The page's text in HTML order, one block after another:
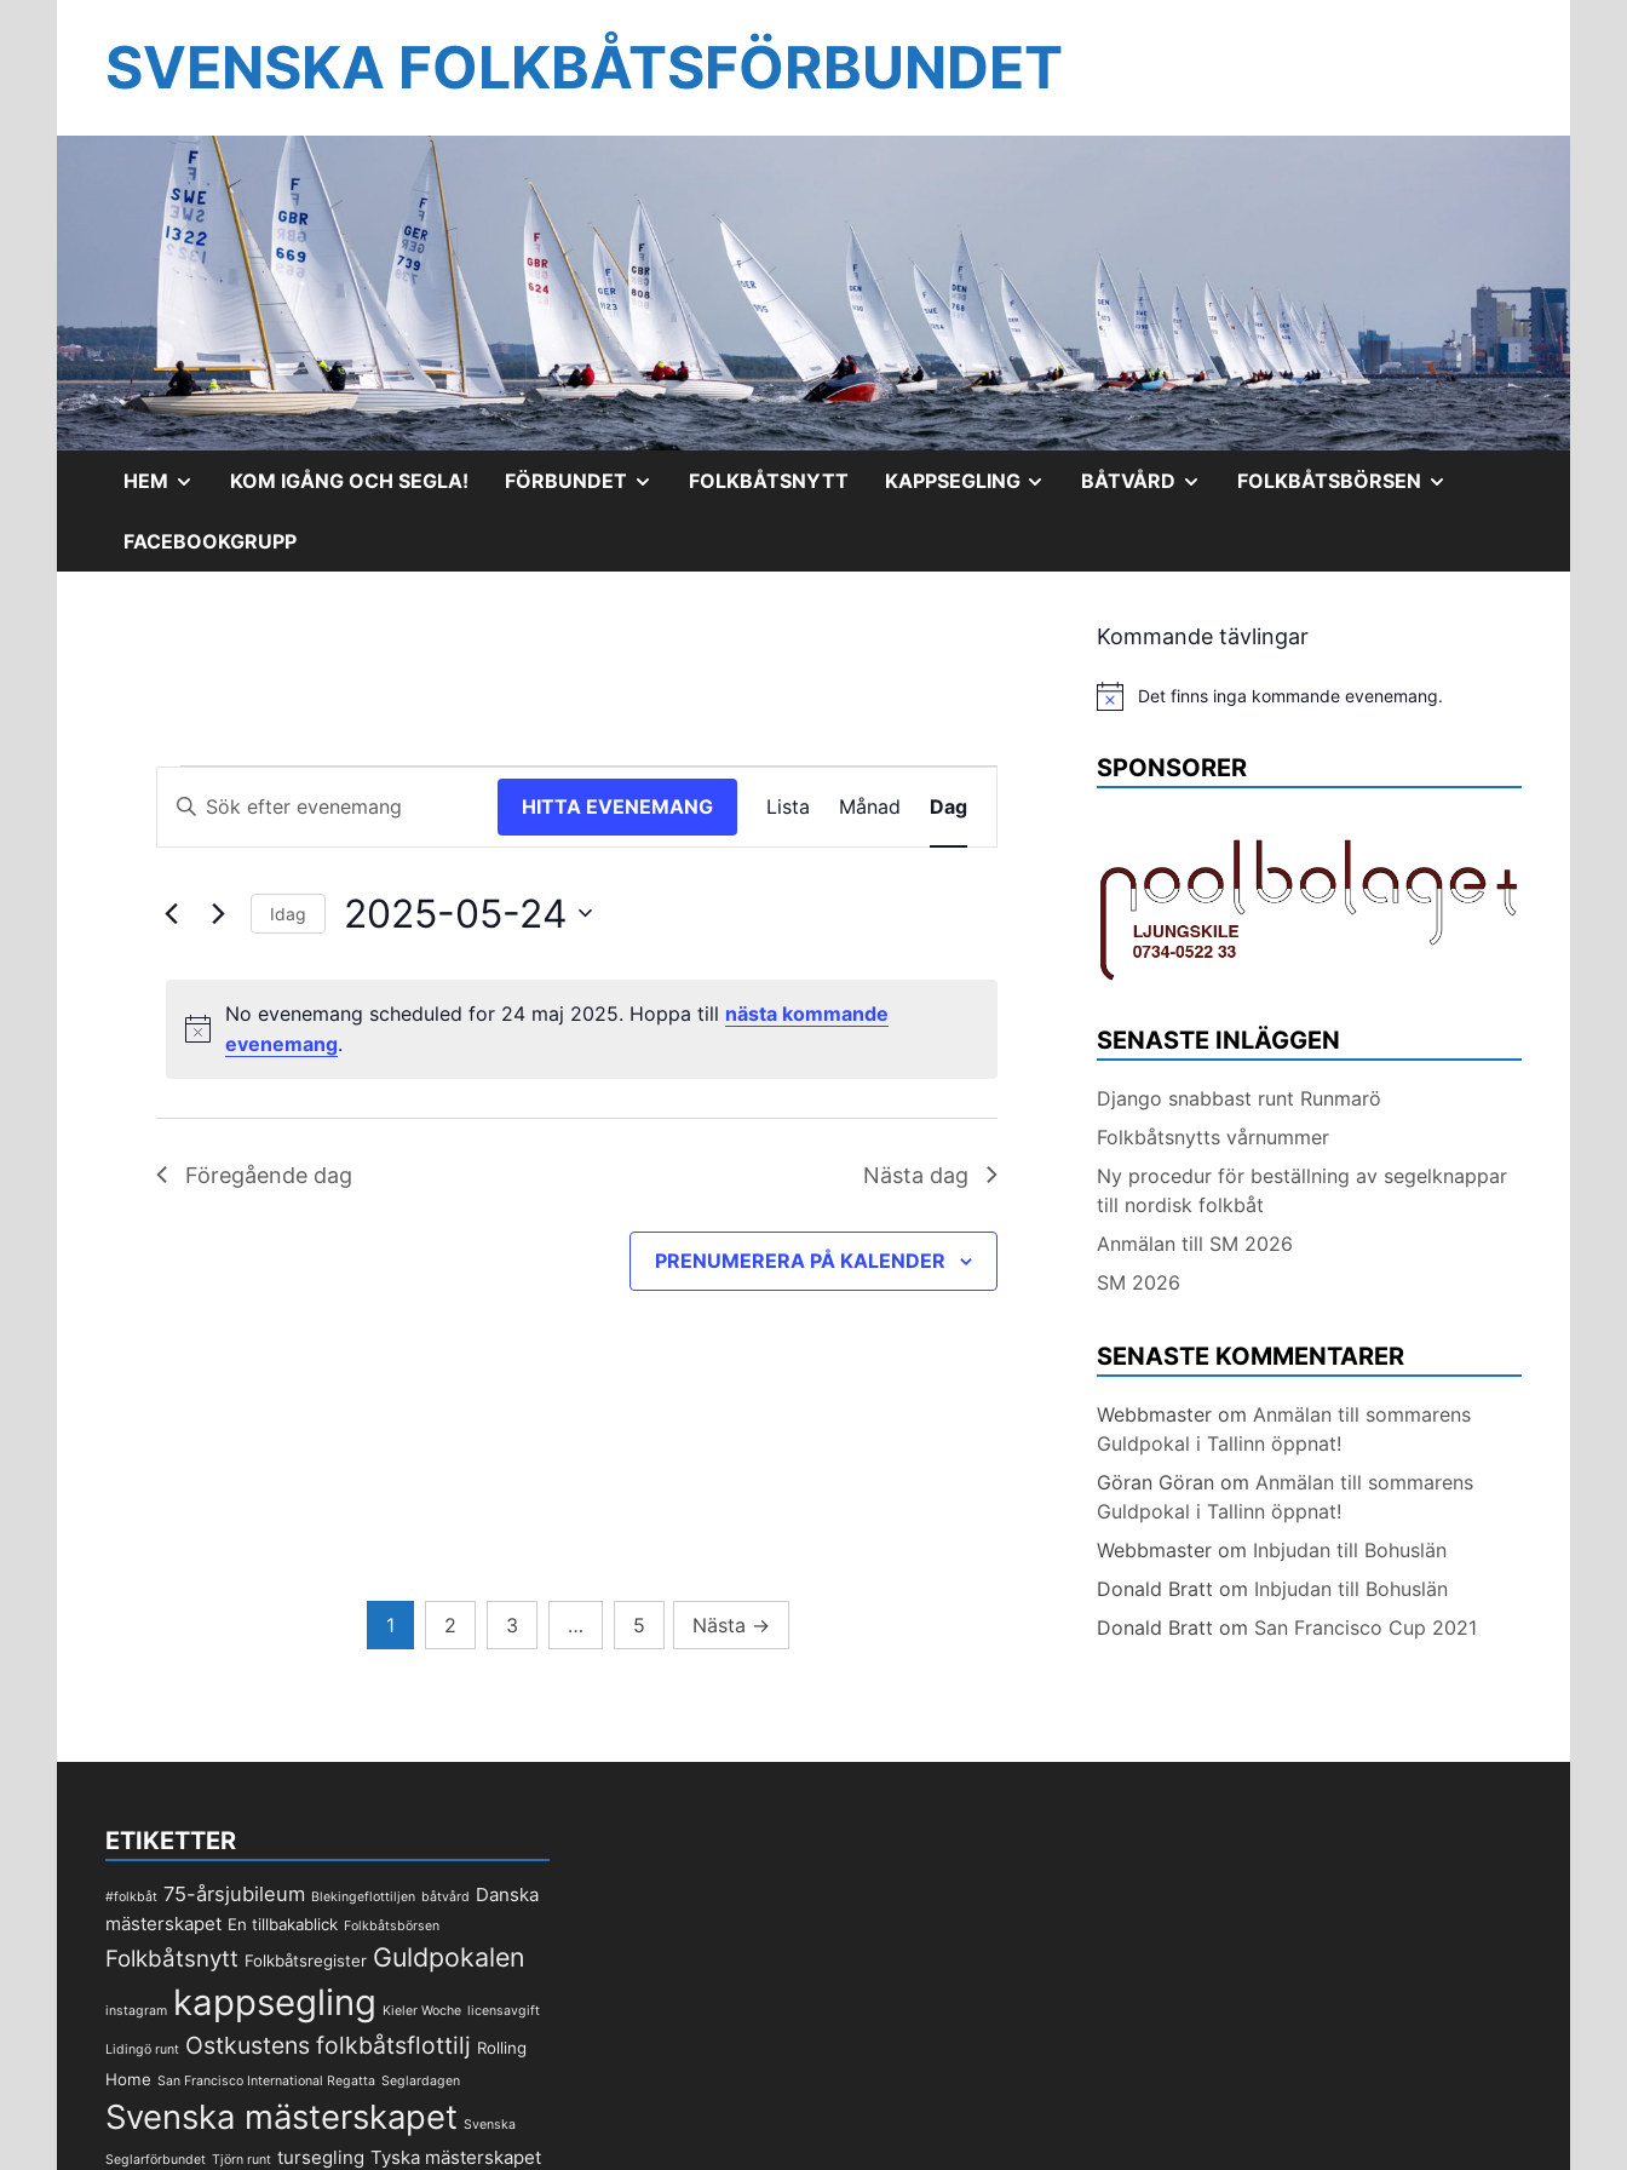
innehållSVENSKA FOLKBÅTSFÖRBUNDET
HEM VISA
UNDERMENY
KOM IGÅNG OCH SEGLA! FÖRBUNDET VISAFOLKBÅTSNYTT KAPPSEGLING VISABÅTVÅRD VISAFOLKBÅTSBÖRSEN
FACEBOOKGRUPP
Evenemang
för
24
2025No evenemang scheduled for 24 maj 2025. Hoppa till nästa kommande
evenemang.
Views
Ange
nyckelord.
Sök
Evenemang
HITTA EVENEMANG
vynavigering
Lista Månad Dag
Idag 2025-05-24
Föregående dag Nästa dag
PRENUMERERA PÅ KALENDER
1 2 3 … 5 Nästa →
Kommande tävlingar
Notis Det finns inga kommande evenemang.
SPONSORER
SENASTE INLÄGGEN
Django snabbast runt Runmarö
Folkbåtsnytts vårnummer
Ny procedur för beställning av segelknappar
till nordisk folkbåt
Anmälan till SM 2026
SM 2026
SENASTE KOMMENTARER
Webbmaster om Anmälan till sommarens
Guldpokal i Tallinn öppnat!
Göran Göran om Anmälan till sommarens
Guldpokal i Tallinn öppnat!
Webbmaster om Inbjudan till Bohuslän
Donald Bratt om Inbjudan till Bohuslän
Donald Bratt om San Francisco Cup 2021
ETIKETTER
#folkbåt 75-årsjubileum Blekingeflottiljen båtvård Danska
mästerskapet En tillbakablick Folkbåtsbörsen
Folkbåtsnytt Folkbåtsregister Guldpokalen
instagram kappsegling Kieler Woche licensavgift
Lidingö runt Ostkustens folkbåtsflottilj Rolling
Home San Francisco International Regatta Seglardagen
Svenska mästerskapet Svenska
Seglarförbundet Tjörn runt tursegling Tyska mästerskapet